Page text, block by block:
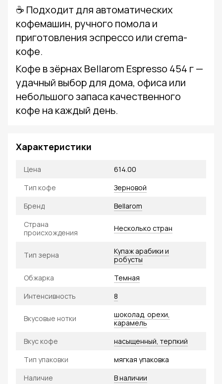
☕ Подходит для автоматических
кофемашин, ручного помола и
приготовления эспрессо или crema-
кофе.
Кофе в зёрнах Bellarom Espresso 454 г —
удачный выбор для дома, офиса или
небольшого запаса качественного
кофе на каждый день.
Характеристики
Цена
614.00
Тип кофе
Зерновой
Бренд
Bellarom
Страна
происхождения
Несколько стран
Тип зерна
Купаж арабики и
робусты
Обжарка
Темная
Интенсивность
8
Вкусовые нотки
шоколад, орехи,
карамель
Вкус кофе
насыщенный, терпкий
Тип упаковки
мягкая упаковка
Наличие
В наличии